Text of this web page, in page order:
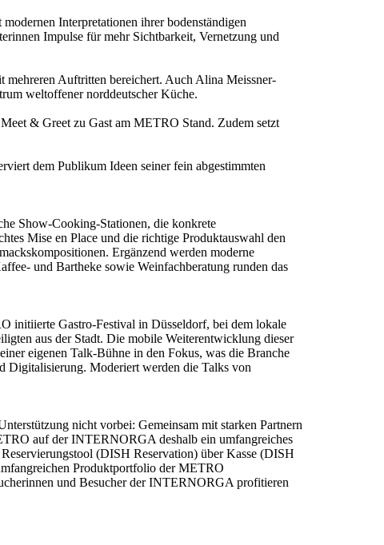
Interpretationen ihrer bodenständigen
Impulse für mehr Sichtbarkeit, Vernetzung und
Auftritten bereichert. Auch Alina Meissner-
weltoffener norddeutscher Küche.
& Greet zu Gast am METRO Stand. Zudem setzt
dem Publikum Ideen seiner fein abgestimmten
Show-Cooking-Stationen, die konkrete
Mise en Place und die richtige Produktauswahl den
Ergänzend werden moderne
und Bartheke sowie Weinfachberatung runden das
initiierte Gastro-Festival in Düsseldorf, bei dem lokale
aus der Stadt. Die mobile Weiterentwicklung dieser
eigenen Talk-Bühne in den Fokus, was die Branche
Digitalisierung. Moderiert werden die Talks von
nicht vorbei: Gemeinsam mit starken Partnern
auf der INTERNORGA deshalb ein umfangreiches
(DISH Reservation) über Kasse (DISH
Produktportfolio der METRO
und Besucher der INTERNORGA profitieren